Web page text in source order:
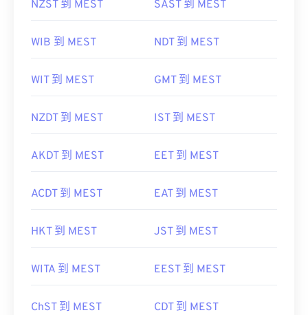
NZST 到 MEST SAST 到 MEST
WIB 到 MEST NDT 到 MEST
WIT 到 MEST GMT 到 MEST
NZDT 到 MEST IST 到 MEST
AKDT 到 MEST EET 到 MEST
ACDT 到 MEST EAT 到 MEST
HKT 到 MEST JST 到 MEST
WITA 到 MEST EEST 到 MEST
ChST 到 MEST CDT 到 MEST